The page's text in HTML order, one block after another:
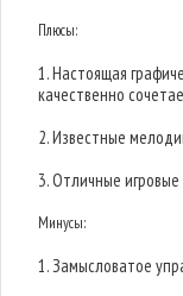
Плюсы:
1. Настоящая
качественно
2. Известные
3. Отличные
Минусы:
1. Замысловатое